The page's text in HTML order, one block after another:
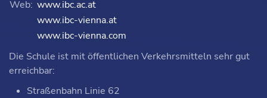
Mathematik
und Warenlehre
Web: www.ibc.ac.at
www.ibc-vienna.at
www.ibc-vienna.com
Die Schule ist mit öffentlichen Verkehrsmitteln sehr gut
erreichbar:
Straßenbahn Linie 62